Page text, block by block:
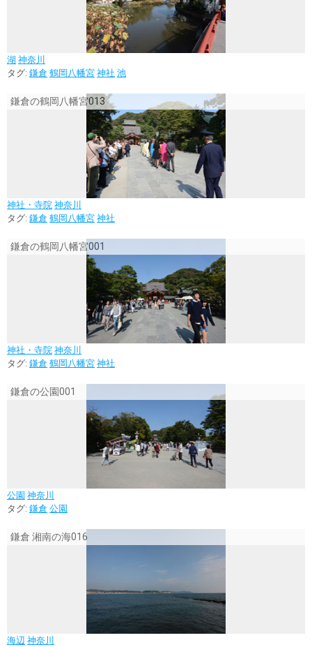
湖 神奈川
タグ: 鎌倉 鶴岡八幡宮 神社 池
鎌倉の鶴岡八幡宮013
神社・寺院 神奈川
タグ: 鎌倉 鶴岡八幡宮 神社
鎌倉の鶴岡八幡宮001
神社・寺院 神奈川
タグ: 鎌倉 鶴岡八幡宮 神社
鎌倉の公園001
公園 神奈川
タグ: 鎌倉 公園
鎌倉 湘南の海016
海辺 神奈川